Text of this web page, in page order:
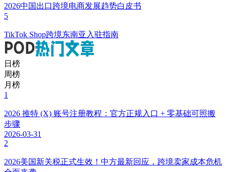
2026中国出口跨境电商发展趋势白皮书
5
TikTok Shop跨境东南亚入驻指南
日榜
周榜
月榜
1
2026 推特 (X) 账号注册教程：官方正规入口 + 零基础可照搬
步骤
2026-03-31
2
2026美国新关税正式生效！中方最新回应，跨境卖家成本危机